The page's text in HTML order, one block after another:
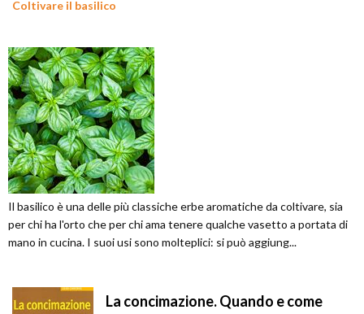
Coltivare il basilico
Il basilico è una delle più classiche erbe aromatiche da coltivare, sia
per chi ha l'orto che per chi ama tenere qualche vasetto a portata di
mano in cucina. I suoi usi sono molteplici: si può aggiung...
La concimazione. Quando e come